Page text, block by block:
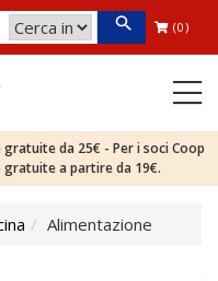
(0)
da 25€ - Per i soci Coop
a partire da 19€.
Alimentazione